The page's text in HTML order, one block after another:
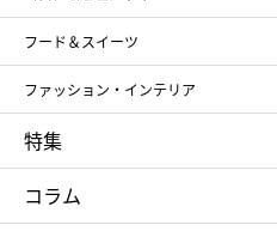
スポーツ・アウトドア
お中元
SHISEIDO
ポール&ジョー ボーテ
NARS
RMK
クリニーク
フード＆スイーツ
アンリ・シャルパンティエ
ゴディバ
たねや
ねんりん家
ファッション・インテリア
ポロ ラルフ ローレン
タケオ キクチ
シュタイフ
特集
お中元
ひな人形
コラム